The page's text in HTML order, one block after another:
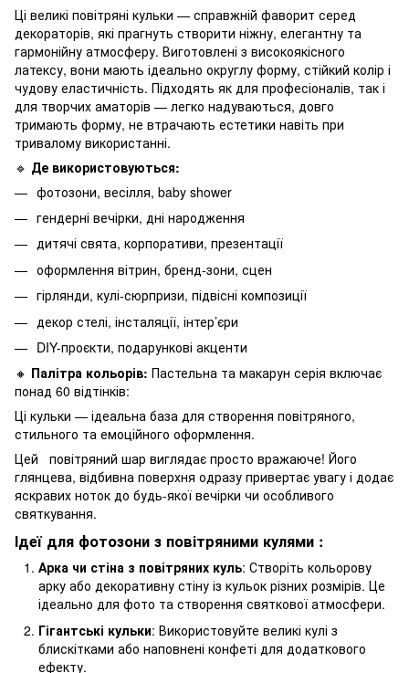
Ці великі повітряні кульки — справжній фаворит серед
декораторів, які прагнуть створити ніжну, елегантну та
гармонійну атмосферу. Виготовлені з високоякісного
латексу, вони мають ідеально округлу форму, стійкий колір і
чудову еластичність. Підходять як для професіоналів, так і
для творчих аматорів — легко надуваються, довго
тримають форму, не втрачають естетики навіть при
тривалому використанні.
🔹 Де використовуються:
фотозони, весілля, baby shower
гендерні вечірки, дні народження
дитячі свята, корпоративи, презентації
оформлення вітрин, бренд-зони, сцен
гірлянди, кулі-сюрпризи, підвісні композиції
декор стелі, інсталяції, інтер’єри
DIY-проєкти, подарункові акценти
🔸 Палітра кольорів: Пастельна та макарун серія включає
понад 60 відтінків:
Ці кульки — ідеальна база для створення повітряного,
стильного та емоційного оформлення.
Цей повітряний шар виглядає просто вражаюче! Його
глянцева, відбивна поверхня одразу привертає увагу і додає
яскравих ноток до будь-якої вечірки чи особливого
святкування.
Ідеї для фотозони з повітряними кулями :
Арка чи стіна з повітряних куль: Створіть кольорову
арку або декоративну стіну із кульок різних розмірів. Це
ідеально для фото та створення святкової атмосфери.
Гігантські кульки: Використовуйте великі кулі з
блискітками або наповнені конфеті для додаткового
ефекту.